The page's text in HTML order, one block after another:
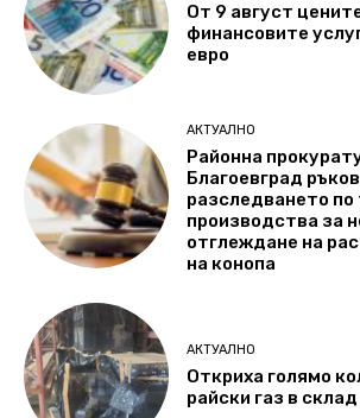
От 9 август
финансовите
евро
АКТУАЛНО
Районна
Благоевград
разследването
производства за
отглеждане на
на конопа
АКТУАЛНО
Откриха голямо
райски газ в